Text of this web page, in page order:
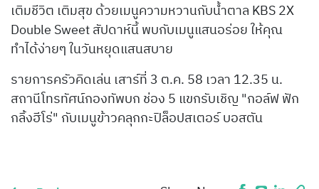
เติมชีวิต เติมสุข ด้วยเมนูความหวานกับน้ำตาล KBS 2X
Double Sweet สัปดาห์นี้ พบกับเมนูแสนอร่อย ให้คุณ
ทำได้ง่ายๆ ในวันหยุดแสนสบาย
รายการครัวคิดเล่น เสาร์ที่ 3 ต.ค. 58 เวลา 12.35 น.
สถานีโทรทัศน์กองทัพบก ช่อง 5 แขกรับเชิญ "กอล์ฟ ฟัก
กลิ้งฮีโร่" กับเมนูข้าวคลุกกะปิล็อปสเตอร์ บอสตัน